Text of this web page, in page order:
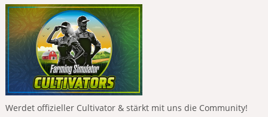
Werdet offizieller Cultivator & stärkt mit uns die Community!